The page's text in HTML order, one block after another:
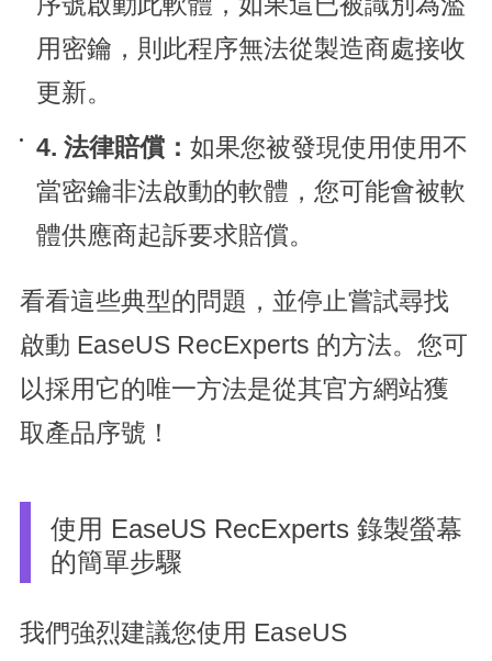
用密鑰，則此程序無法從製造商處接收
更新。
4. 法律賠償： 如果您被發現使用使用不
當密鑰非法啟動的軟體，您可能會被軟
體供應商起訴要求賠償。
看看這些典型的問題，並停止嘗試尋找
啟動 EaseUS RecExperts 的方法。您可
以採用它的唯一方法是從其官方網站獲
取產品序號！
使用 EaseUS RecExperts 錄製螢幕
的簡單步驟
我們強烈建議您使用 EaseUS